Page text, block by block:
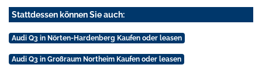
Stattdessen können Sie auch:
Audi Q3 in Nörten-Hardenberg Kaufen oder leasen
Audi Q3 in Großraum Northeim Kaufen oder leasen